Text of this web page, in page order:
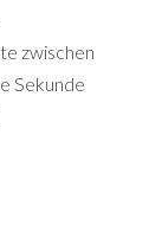
zwischen
Sekunde